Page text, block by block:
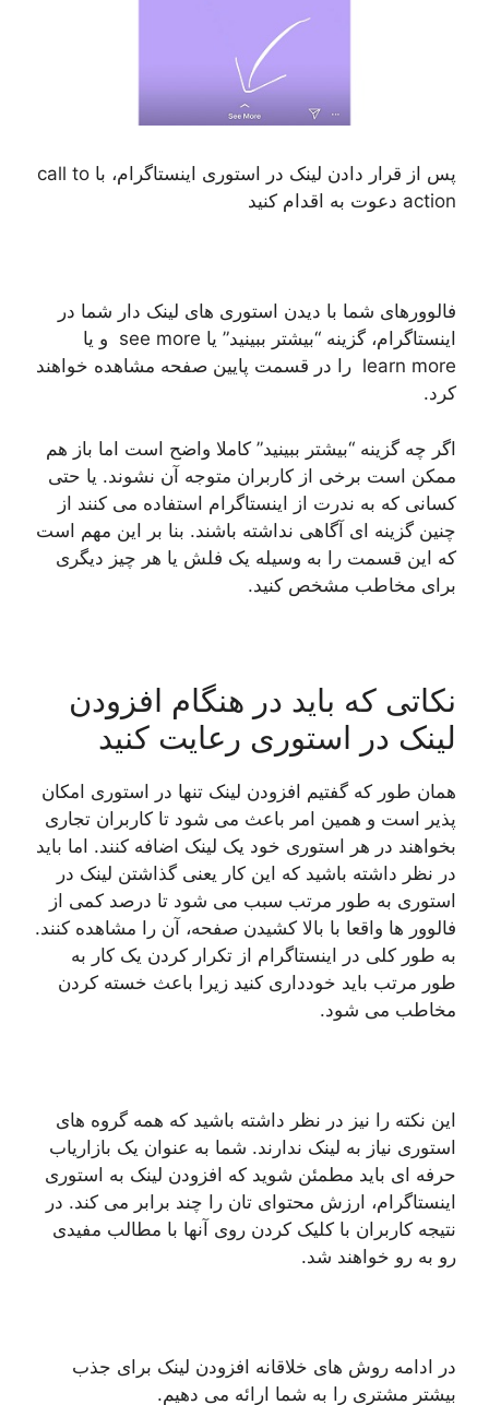
پس از قرار دادن لینک در استوری اینستاگرام، با call to
action دعوت به اقدام کنید
فالوورهای شما با دیدن استوری های لینک دار شما در
اینستاگرام، گزینه “بیشتر ببینید” یا see more و یا
learn more را در قسمت پایین صفحه مشاهده خواهند
کرد.
اگر چه گزینه “بیشتر ببینید” کاملا واضح است اما باز هم
ممکن است برخی از کاربران متوجه آن نشوند. یا حتی
کسانی که به ندرت از اینستاگرام استفاده می کنند از
چنین گزینه ای آگاهی نداشته باشند. بنا بر این مهم است
که این قسمت را به وسیله یک فلش یا هر چیز دیگری
برای مخاطب مشخص کنید.
نکاتی که باید در هنگام افزودن
لینک در استوری رعایت کنید
همان طور که گفتیم افزودن لینک تنها در استوری امکان
پذیر است و همین امر باعث می شود تا کاربران تجاری
بخواهند در هر استوری خود یک لینک اضافه کنند. اما باید
در نظر داشته باشید که این کار یعنی گذاشتن لینک در
استوری به طور مرتب سبب می شود تا درصد کمی از
فالوور ها واقعا با بالا کشیدن صفحه، آن را مشاهده کنند.
به طور کلی در اینستاگرام از تکرار کردن یک کار به
طور مرتب باید خودداری کنید زیرا باعث خسته کردن
مخاطب می شود.
این نکته را نیز در نظر داشته باشید که همه گروه های
استوری نیاز به لینک ندارند. شما به عنوان یک بازاریاب
حرفه ای باید مطمئن شوید که افزودن لینک به استوری
اینستاگرام، ارزش محتوای تان را چند برابر می کند. در
نتیجه کاربران با کلیک کردن روی آنها با مطالب مفیدی
رو به رو خواهند شد.
در ادامه روش های خلاقانه افزودن لینک برای جذب
بیشتر مشتری را به شما ارائه می دهیم.